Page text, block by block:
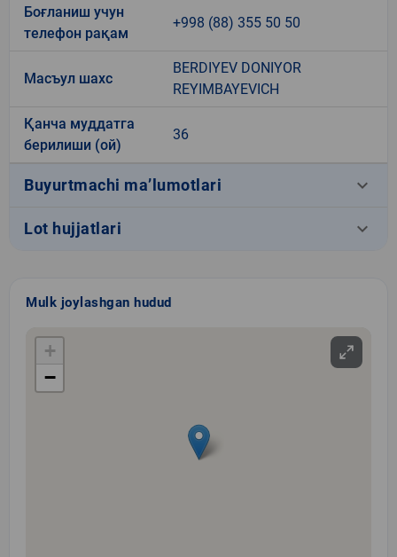
Боғланиш учун
телефон рақам
+998 (88) 355 50 50
Масъул шахс
BERDIYEV DONIYOR
REYIMBAYEVICH
Қанча муддатга
берилиши (ой)
36
Buyurtmachi ma’lumotlari keyboard_arrow_down
Lot hujjatlari keyboard_arrow_down
Mulk joylashgan hudud
+
−